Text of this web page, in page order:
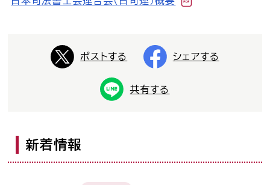
しほ～しし
司法書士検索
お知らせ一覧
文字サイズ
ポストする シェアする
共有する
新着情報